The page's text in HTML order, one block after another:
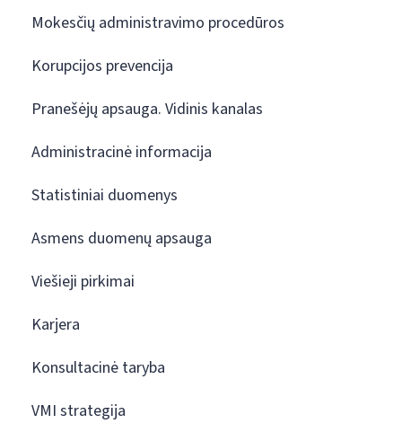
Mokesčių administravimo procedūros
Korupcijos prevencija
Pranešėjų apsauga. Vidinis kanalas
Administracinė informacija
Statistiniai duomenys
Asmens duomenų apsauga
Viešieji pirkimai
Karjera
Konsultacinė taryba
VMI strategija